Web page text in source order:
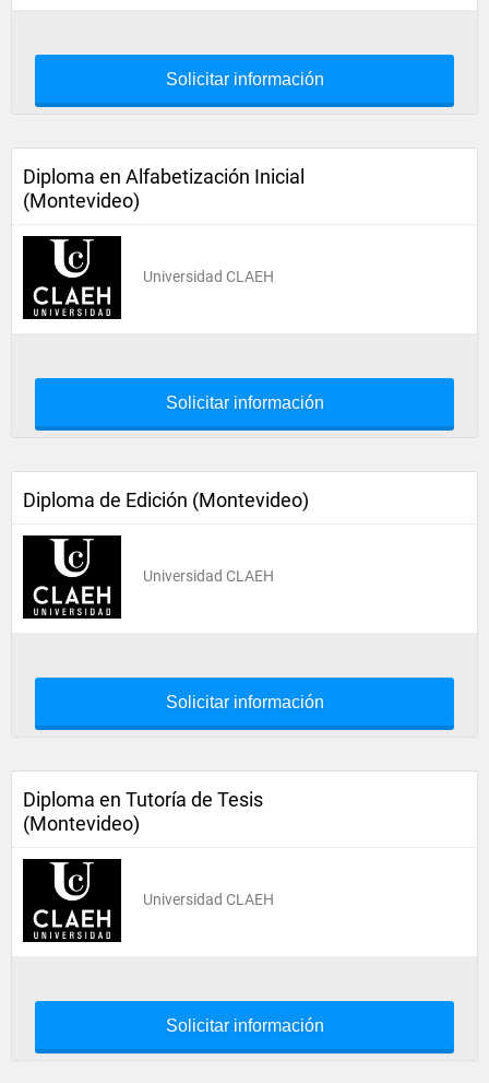
Solicitar información
Diploma en Alfabetización Inicial
(Montevideo)
Universidad CLAEH
Solicitar información
Diploma de Edición (Montevideo)
Universidad CLAEH
Solicitar información
Diploma en Tutoría de Tesis
(Montevideo)
Universidad CLAEH
Solicitar información